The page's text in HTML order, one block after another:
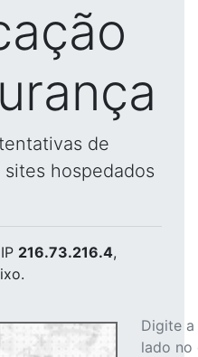
de
hospedados
216.73.216.4,
Digite
lado no